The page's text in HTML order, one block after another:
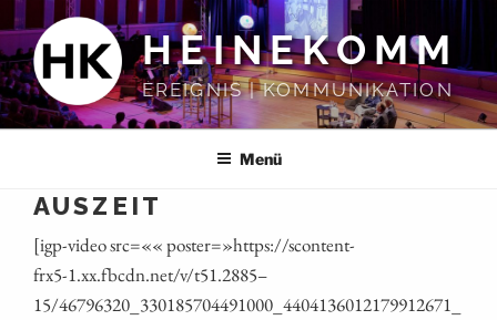
Inhalt
springen
HEINEKOMM
EREIGNIS | KOMMUNIKATION
Menü
AUSZEIT
[igp-video src=«« poster=»https://scontent-
frx5‑1.xx.fbcdn.net/v/t51.2885 –
15/46796320_330185704491000_4404136012179912671_